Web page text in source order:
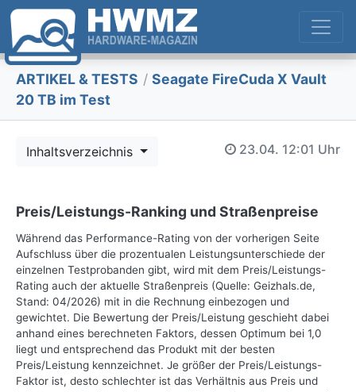
ARTIKEL & TESTS / Seagate FireCuda X Vault
20 TB im Test
Inhaltsverzeichnis 23.04. 12:01 Uhr
Preis/Leistungs-Ranking und Straßenpreise
Während das Performance-Rating von der vorherigen Seite
Aufschluss über die prozentualen Leistungsunterschiede der
einzelnen Testprobanden gibt, wird mit dem Preis/Leistungs-
Rating auch der aktuelle Straßenpreis (Quelle: Geizhals.de,
Stand: 04/2026) mit in die Rechnung einbezogen und
gewichtet. Die Bewertung der Preis/Leistung geschieht dabei
anhand eines berechneten Faktors, dessen Optimum bei 1,0
liegt und entsprechend das Produkt mit der besten
Preis/Leistung kennzeichnet. Je größer der Preis/Leistungs-
Faktor ist, desto schlechter ist das Verhältnis aus Preis und